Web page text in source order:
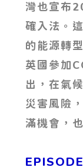
灣也宣布
確入法。
的能源轉
英國參加
出，在氣
災害風險
滿機會，